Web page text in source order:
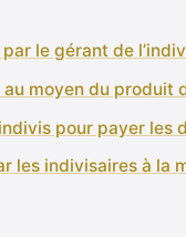
le gérant de
moyen du produit
pour payer les
les indivisaires à la